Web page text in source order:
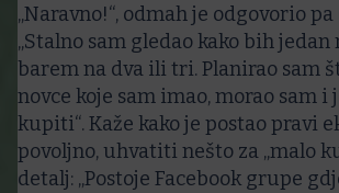
„Naravno!“, odmah je odgovorio
„Stalno sam gledao kako bih
barem na dva ili tri. Planirao sam
novce koje sam imao, morao sam
kupiti“. Kaže kako je postao pravi
povoljno, uhvatiti nešto za „malo
detalj: „Postoje Facebook grupe